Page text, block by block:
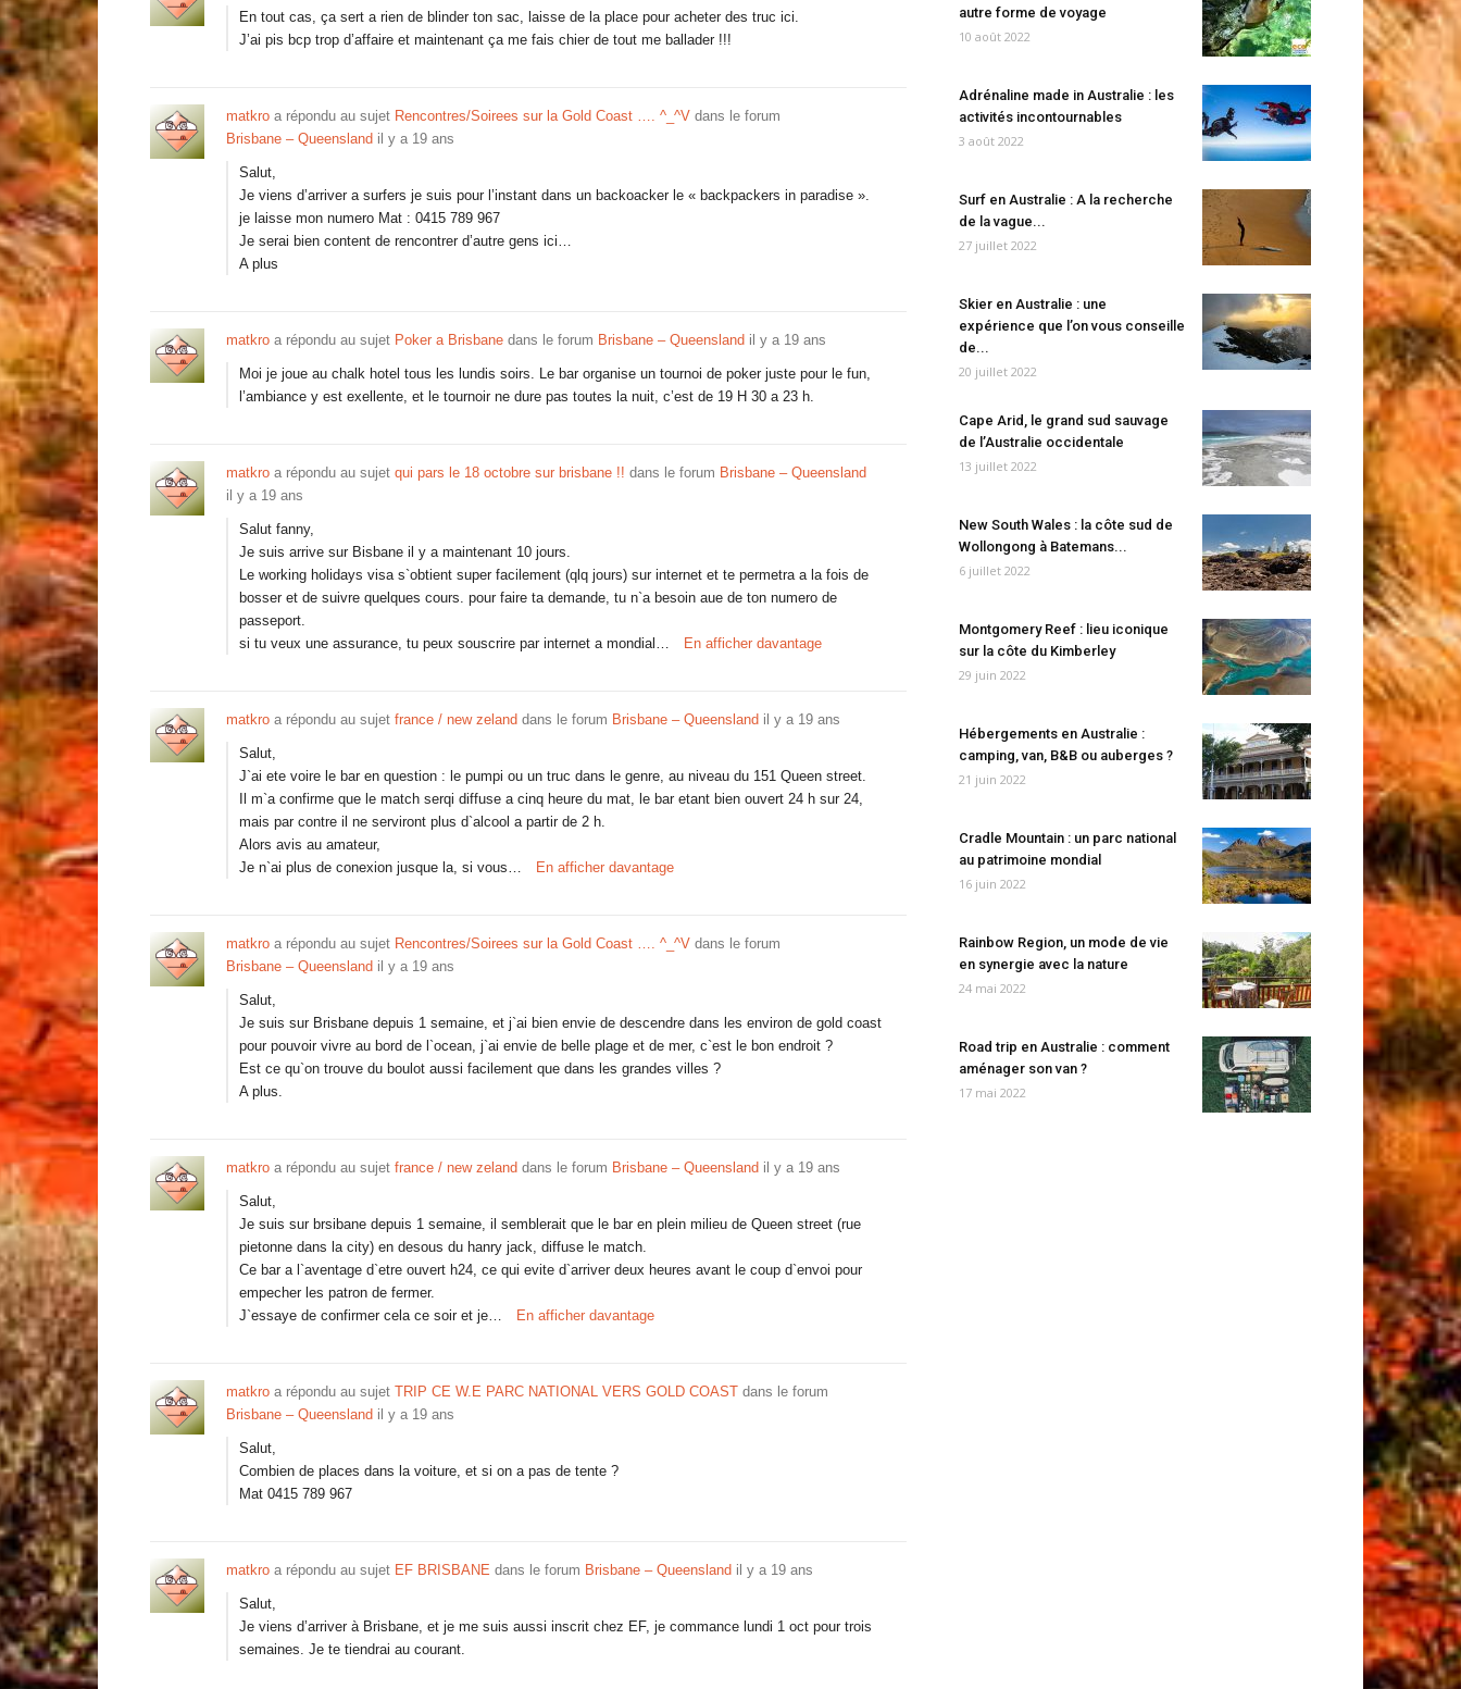
En tout cas, ça sert a rien de blinder ton sac, laisse de la place pour acheter des truc ici.
J’ai pis bcp trop d’affaire et maintenant ça me fais chier de tout me ballader !!!
matkro a répondu au sujet Rencontres/Soirees sur la Gold Coast …. ^_^V dans le forum
Brisbane – Queensland il y a 19 ans
Salut,
Je viens d’arriver a surfers je suis pour l’instant dans un backoacker le « backpackers in paradise ».
je laisse mon numero Mat : 0415 789 967
Je serai bien content de rencontrer d’autre gens ici…
A plus
matkro a répondu au sujet Poker a Brisbane dans le forum Brisbane – Queensland il y a 19 ans
Moi je joue au chalk hotel tous les lundis soirs. Le bar organise un tournoi de poker juste pour le fun,
l’ambiance y est exellente, et le tournoir ne dure pas toutes la nuit, c’est de 19 H 30 a 23 h.
matkro a répondu au sujet qui pars le 18 octobre sur brisbane !! dans le forum Brisbane – Queensland
il y a 19 ans
Salut fanny,
Je suis arrive sur Bisbane il y a maintenant 10 jours.
Le working holidays visa s`obtient super facilement (qlq jours) sur internet et te permetra a la fois de
bosser et de suivre quelques cours. pour faire ta demande, tu n`a besoin aue de ton numero de
passeport.
si tu veux une assurance, tu peux souscrire par internet a mondial…
En afficher davantage
matkro a répondu au sujet france / new zeland dans le forum Brisbane – Queensland il y a 19 ans
Salut,
J`ai ete voire le bar en question : le pumpi ou un truc dans le genre, au niveau du 151 Queen street.
Il m`a confirme que le match serqi diffuse a cinq heure du mat, le bar etant bien ouvert 24 h sur 24,
mais par contre il ne serviront plus d`alcool a partir de 2 h.
Alors avis au amateur,
Je n`ai plus de conexion jusque la, si vous…
En afficher davantage
matkro a répondu au sujet Rencontres/Soirees sur la Gold Coast …. ^_^V dans le forum
Brisbane – Queensland il y a 19 ans
Salut,
Je suis sur Brisbane depuis 1 semaine, et j`ai bien envie de descendre dans les environ de gold coast
pour pouvoir vivre au bord de l`ocean, j`ai envie de belle plage et de mer, c`est le bon endroit ?
Est ce qu`on trouve du boulot aussi facilement que dans les grandes villes ?
A plus.
matkro a répondu au sujet france / new zeland dans le forum Brisbane – Queensland il y a 19 ans
Salut,
Je suis sur brsibane depuis 1 semaine, il semblerait que le bar en plein milieu de Queen street (rue
pietonne dans la city) en desous du hanry jack, diffuse le match.
Ce bar a l`aventage d`etre ouvert h24, ce qui evite d`arriver deux heures avant le coup d`envoi pour
empecher les patron de fermer.
J`essaye de confirmer cela ce soir et je…
En afficher davantage
matkro a répondu au sujet TRIP CE W.E PARC NATIONAL VERS GOLD COAST dans le forum
Brisbane – Queensland il y a 19 ans
Salut,
Combien de places dans la voiture, et si on a pas de tente ?
Mat 0415 789 967
matkro a répondu au sujet EF BRISBANE dans le forum Brisbane – Queensland il y a 19 ans
Salut,
Je viens d’arriver à Brisbane, et je me suis aussi inscrit chez EF, je commance lundi 1 oct pour trois
semaines. Je te tiendrai au courant.
autre forme de voyage
10 août 2022
Adrénaline made in Australie : les
activités incontournables
3 août 2022
Surf en Australie : A la recherche
de la vague...
27 juillet 2022
Skier en Australie : une
expérience que l’on vous conseille
de...
20 juillet 2022
Cape Arid, le grand sud sauvage
de l’Australie occidentale
13 juillet 2022
New South Wales : la côte sud de
Wollongong à Batemans...
6 juillet 2022
Montgomery Reef : lieu iconique
sur la côte du Kimberley
29 juin 2022
Hébergements en Australie :
camping, van, B&B ou auberges ?
21 juin 2022
Cradle Mountain : un parc national
au patrimoine mondial
16 juin 2022
Rainbow Region, un mode de vie
en synergie avec la nature
24 mai 2022
Road trip en Australie : comment
aménager son van ?
17 mai 2022